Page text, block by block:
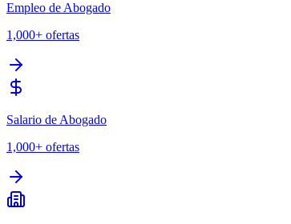
Empleo de Abogado
1,000+ ofertas
Salario de Abogado
1,000+ ofertas